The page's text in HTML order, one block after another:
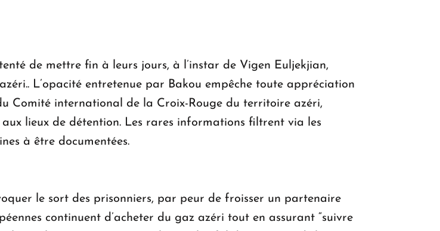
de mettre fin à leurs jours, à l’instar de Vigen Euljekjian,
L’opacité entretenue par Bakou empêche toute appréciation
Comité international de la Croix-Rouge du territoire azéri,
lieux de détention. Les rares informations filtrent via les
à être documentées.
le sort des prisonniers, par peur de froisser un partenaire
continuent d’acheter du gaz azéri tout en assurant “suivre